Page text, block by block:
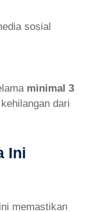
sosial
minimal 3
dari
Ini
memastikan